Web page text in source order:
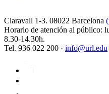
Claravall 1-3. 08022 Barcelona
Horario de atención al público:
8.30-14.30h.
Tel. 936 022 200 · info@url.edu